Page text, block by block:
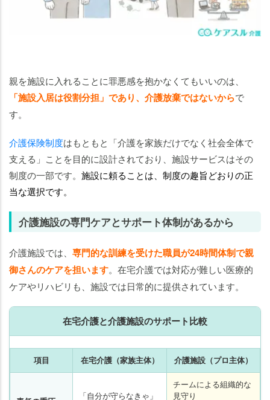
親を施設に入れることに罪悪感を抱かなくてもいいのは、
「施設入居は役割分担」であり、介護放棄ではないからで
す。
介護保険制度はもともと「介護を家族だけでなく社会全体で
支える」ことを目的に設計されており、施設サービスはその
制度の一部です。 施設に頼ることは、制度の趣旨どおりの正
当な選択です。
介護施設の専門ケアとサポート体制があるから
介護施設では、 専門的な訓練を受けた職員が24時間体制で親
御さんのケアを担います。在宅介護では対応が難しい医療的
ケアやリハビリも、施設では日常的に提供されています。
在宅介護と介護施設のサポート比較
項目 在宅介護（家族主体） 介護施設（プロ主体）
「自分が守らなきゃ」
チームによる組織的な
見守り